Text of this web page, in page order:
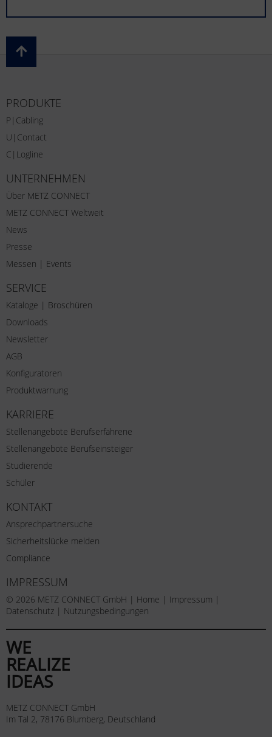
PRODUKTE
P|Cabling
U|Contact
C|Logline
UNTERNEHMEN
Über METZ CONNECT
METZ CONNECT Weltweit
News
Presse
Messen | Events
SERVICE
Kataloge | Broschüren
Downloads
Newsletter
AGB
Konfiguratoren
Produktwarnung
KARRIERE
Stellenangebote Berufserfahrene
Stellenangebote Berufseinsteiger
Studierende
Schüler
KONTAKT
Ansprechpartnersuche
Sicherheitslücke melden
Compliance
IMPRESSUM
© 2026 METZ CONNECT GmbH | Home | Impressum |
Datenschutz | Nutzungsbedingungen
WE
REALIZE
IDEAS
METZ CONNECT GmbH
Im Tal 2, 78176 Blumberg, Deutschland